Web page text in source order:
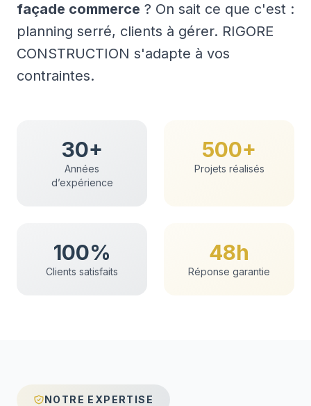
façade commerce ? On sait ce que c'est :
planning serré, clients à gérer. RIGORE
CONSTRUCTION s'adapte à vos
contraintes.
30+
Années
d’expérience
500+
Projets réalisés
100%
Clients satisfaits
48h
Réponse garantie
NOTRE EXPERTISE